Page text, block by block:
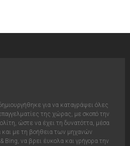
για να καταγράψει όλες
της χώρας, με σκοπό την
ώστε να έχει τη δυνατόττα, μέσα
και με τη βοήθεια των μηχανών
Bing, να βρει έυκολα και γρήγορα την